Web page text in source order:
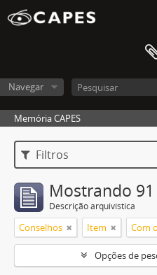
Navegar
Memória CAPES
Filtros
Mostrando
Descrição arquivística
Conselhos Item Com
Opções de